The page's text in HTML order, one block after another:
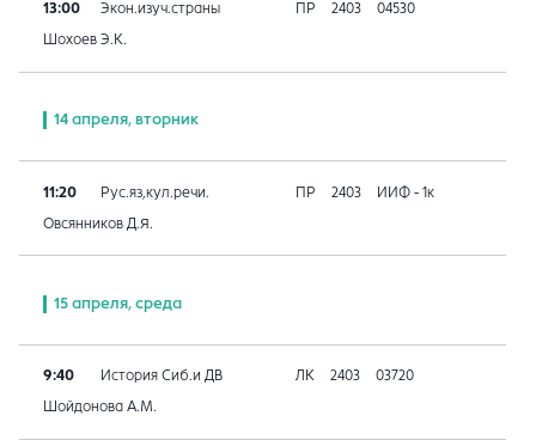
13:00 Экон.изуч.страны ПР 2403 04530
Шохоев Э.К.
14 апреля, вторник
11:20 Рус.яз,кул.речи. ПР 2403 ИИФ - 1к
Овсянников Д.Я.
15 апреля, среда
9:40 История Сиб.и ДВ ЛК 2403 03720
Шойдонова А.М.